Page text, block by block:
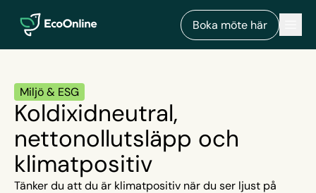
EcoOnline
Boka möte här
Miljö & ESG
Koldixidneutral,
nettonollutsläpp och
klimatpositiv
Tänker du att du är klimatpositiv när du ser ljust på